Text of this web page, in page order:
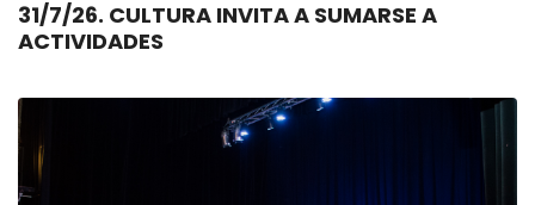
31/7/26. CULTURA INVITA A SUMARSE A
ACTIVIDADES